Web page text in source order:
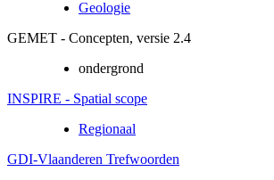
Geologie
GEMET - Concepten, versie 2.4
ondergrond
INSPIRE - Spatial scope
Regionaal
GDI-Vlaanderen Trefwoorden